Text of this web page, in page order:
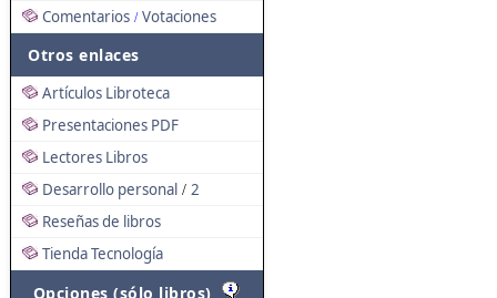
Comentarios / Votaciones
Otros enlaces
Artículos Libroteca
Presentaciones PDF
Lectores Libros
Desarrollo personal / 2
Reseñas de libros
Tienda Tecnología
Opciones (sólo libros)